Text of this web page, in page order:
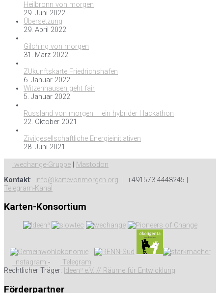
Heilbronn von morgen
29. Juni 2022
Übersetzung
29. April 2022
Gilching von morgen
31. März 2022
ZUkunftskarte Friedrichshafen
6. Januar 2022
Witzenhausen geht fair
5. Januar 2022
Russland von morgen – ein hybrider Hackathon
22. Oktober 2021
Zivilgesellschaftliche Energieinitiativen
28. Juni 2021
wechange-Gruppe
Mastodon
Kontakt: info@kartevonmorgen.org | +491573-4448245 |
Telegram-Kanal
Karten-Konsortium
Instagram -
Telegram
Rechtlicher Träger: Ideen³ e.V. // Räume für Entwicklung
Förderpartner